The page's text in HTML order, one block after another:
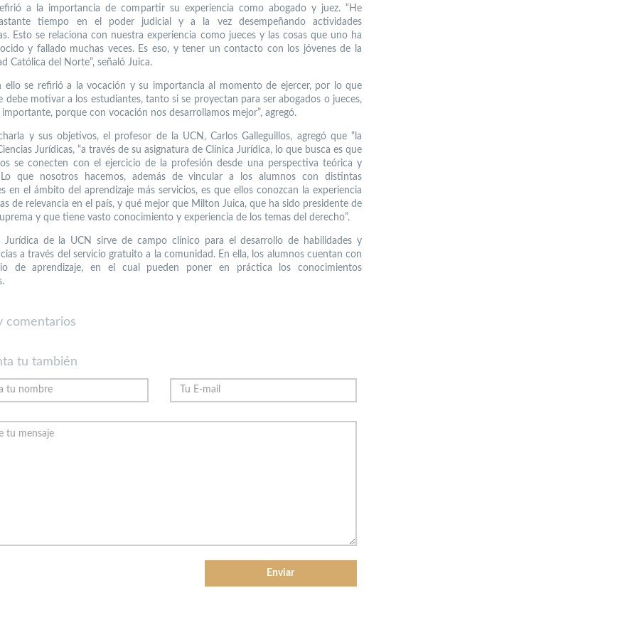
a la importancia de compartir su experiencia como abogado y juez. “He
tiempo en el poder judicial y a la vez desempeñando actividades
Esto se relaciona con nuestra experiencia como jueces y las cosas que uno ha
y fallado muchas veces. Es eso, y tener un contacto con los jóvenes de la
Católica del Norte”, señaló Juica.
ello se refirió a la vocación y su importancia al momento de ejercer, por lo que
debe motivar a los estudiantes, tanto si se proyectan para ser abogados o jueces,
importante, porque con vocación nos desarrollamos mejor”, agregó.
y sus objetivos, el profesor de la UCN, Carlos Galleguillos, agregó que “la
Jurídicas, “a través de su asignatura de Clínica Jurídica, lo que busca es que
se conecten con el ejercicio de la profesión desde una perspectiva teórica y
que nosotros hacemos, además de vincular a los alumnos con distintas
en el ámbito del aprendizaje más servicios, es que ellos conozcan la experiencia
de relevancia en el país, y qué mejor que Milton Juica, que ha sido presidente de
y que tiene vasto conocimiento y experiencia de los temas del derecho”.
Jurídica de la UCN sirve de campo clínico para el desarrollo de habilidades y
a través del servicio gratuito a la comunidad. En ella, los alumnos cuentan con
de aprendizaje, en el cual pueden poner en práctica los conocimientos
comentarios
tu también